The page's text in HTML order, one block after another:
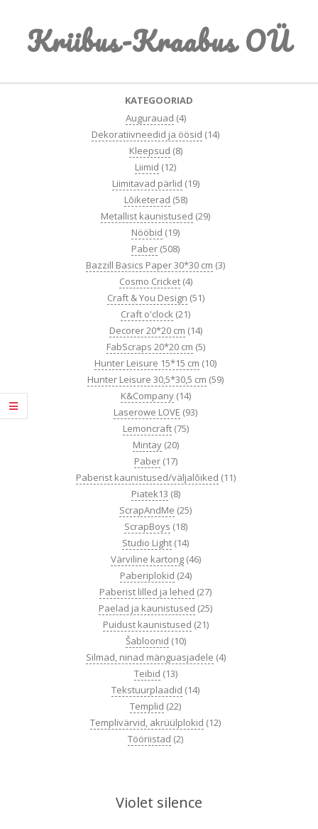
contentKriibus-Kraabus OÜ
KATEGOORIAD
Augurauad (4)
Dekoratiivneedid ja öösid (14)
Kleepsud (8)
Liimid (12)
Liimitavad pärlid (19)
Lõiketerad (58)
Metallist kaunistused (29)
Nööbid (19)
Paber (508)
Bazzill Basics Paper 30*30 cm (3)
Cosmo Cricket (4)
Craft & You Design (51)
Craft o'clock (21)
Decorer 20*20 cm (14)
FabScraps 20*20 cm (5)
Hunter Leisure 15*15 cm (10)
Hunter Leisure 30,5*30,5 cm (59)
K&Company (14)
Laserowe LOVE (93)
Lemoncraft (75)
Mintay (20)
Paber (17)
Paberist kaunistused/väljalõiked (11)
Piatek13 (8)
ScrapAndMe (25)
ScrapBoys (18)
Studio Light (14)
Värviline kartong (46)
Paberiplokid (24)
Paberist lilled ja lehed (27)
Paelad ja kaunistused (25)
Puidust kaunistused (21)
Šabloonid (10)
Silmad, ninad mänguasjadele (4)
Teibid (13)
Tekstuurplaadid (14)
Templid (22)
Templivärvid, akrüülplokid (12)
Tööriistad (2)
Violet silence